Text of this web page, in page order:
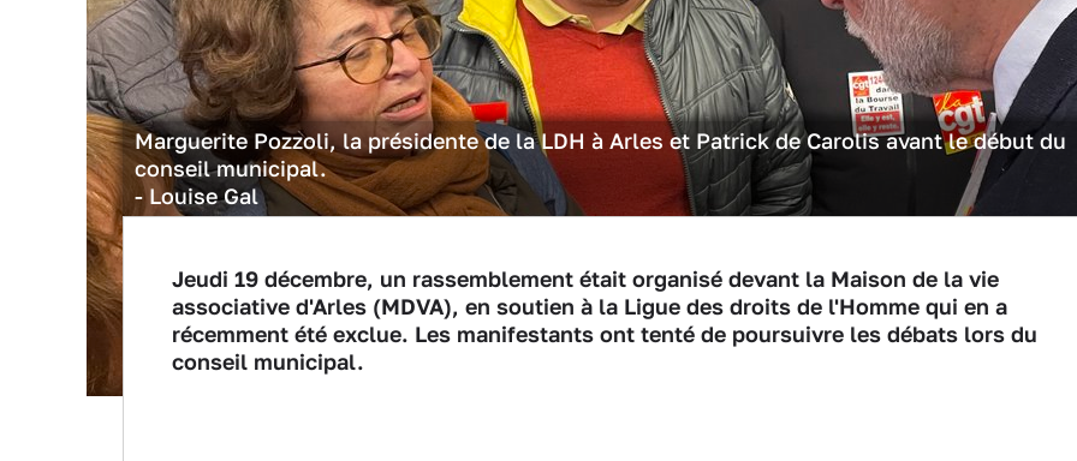
Marguerite Pozzoli, la présidente de la LDH à Arles et Patrick de Carolis avant le début du
conseil municipal.
- Louise Gal
Jeudi 19 décembre, un rassemblement était organisé devant la Maison de la vie
associative d'Arles (MDVA), en soutien à la Ligue des droits de l'Homme qui en a
récemment été exclue. Les manifestants ont tenté de poursuivre les débats lors du
conseil municipal.